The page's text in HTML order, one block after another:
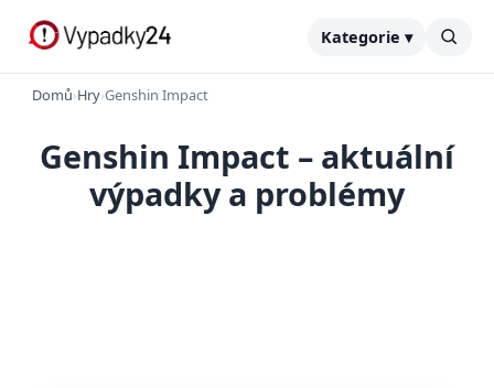
Kategorie ▾
Domů›Hry›Genshin Impact
Genshin Impact – aktuální
výpadky a problémy